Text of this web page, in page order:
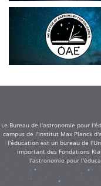
Le Bureau de l'astronomie pour
campus de l'Institut Max Planck
l'éducation est un bureau de
important des Fondations
l'astronomie pour